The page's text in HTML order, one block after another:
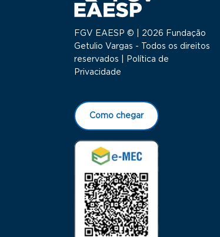
FGV EAESP © | 2026 Fundação
Getulio Vargas - Todos os direitos
reservados |
Política de
Privacidade
Como chegar